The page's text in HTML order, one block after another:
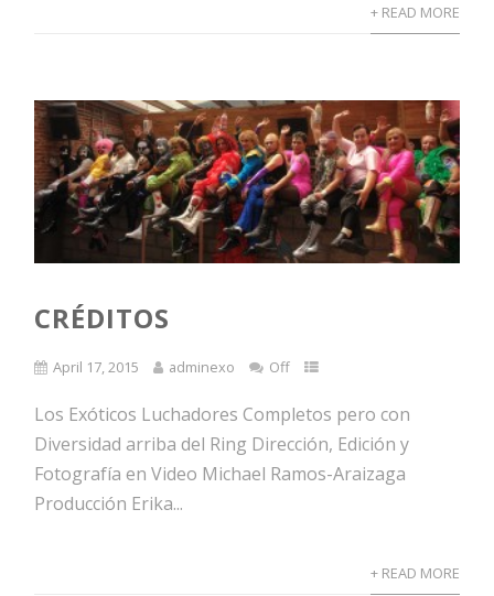
+ READ MORE
CRÉDITOS
April 17, 2015 adminexo Off
Los Exóticos Luchadores Completos pero con
Diversidad arriba del Ring Dirección, Edición y
Fotografía en Video Michael Ramos-Araizaga
Producción Erika...
+ READ MORE